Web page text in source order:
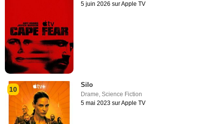
5 juin 2026 sur Apple TV
10
Silo
Drame,Science Fiction
5 mai 2023 sur Apple TV